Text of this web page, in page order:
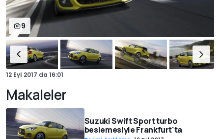
9
12 Eyl 2017 da 16:01
Makaleler
Suzuki Swift Sport turbo
beslemesiyle Frankfurt'ta